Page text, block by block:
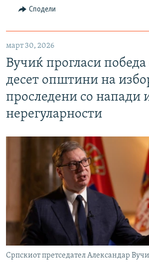
Сподели
март 30, 2026
Вучиќ прогласи победа
десет општини на
проследени со напади
нерегуларности
Српскиот претседател Александар